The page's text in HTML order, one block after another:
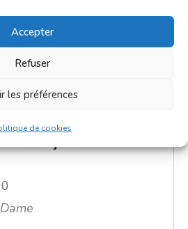
Accepter
Refuser
les préférences
de cookies
du jeudi